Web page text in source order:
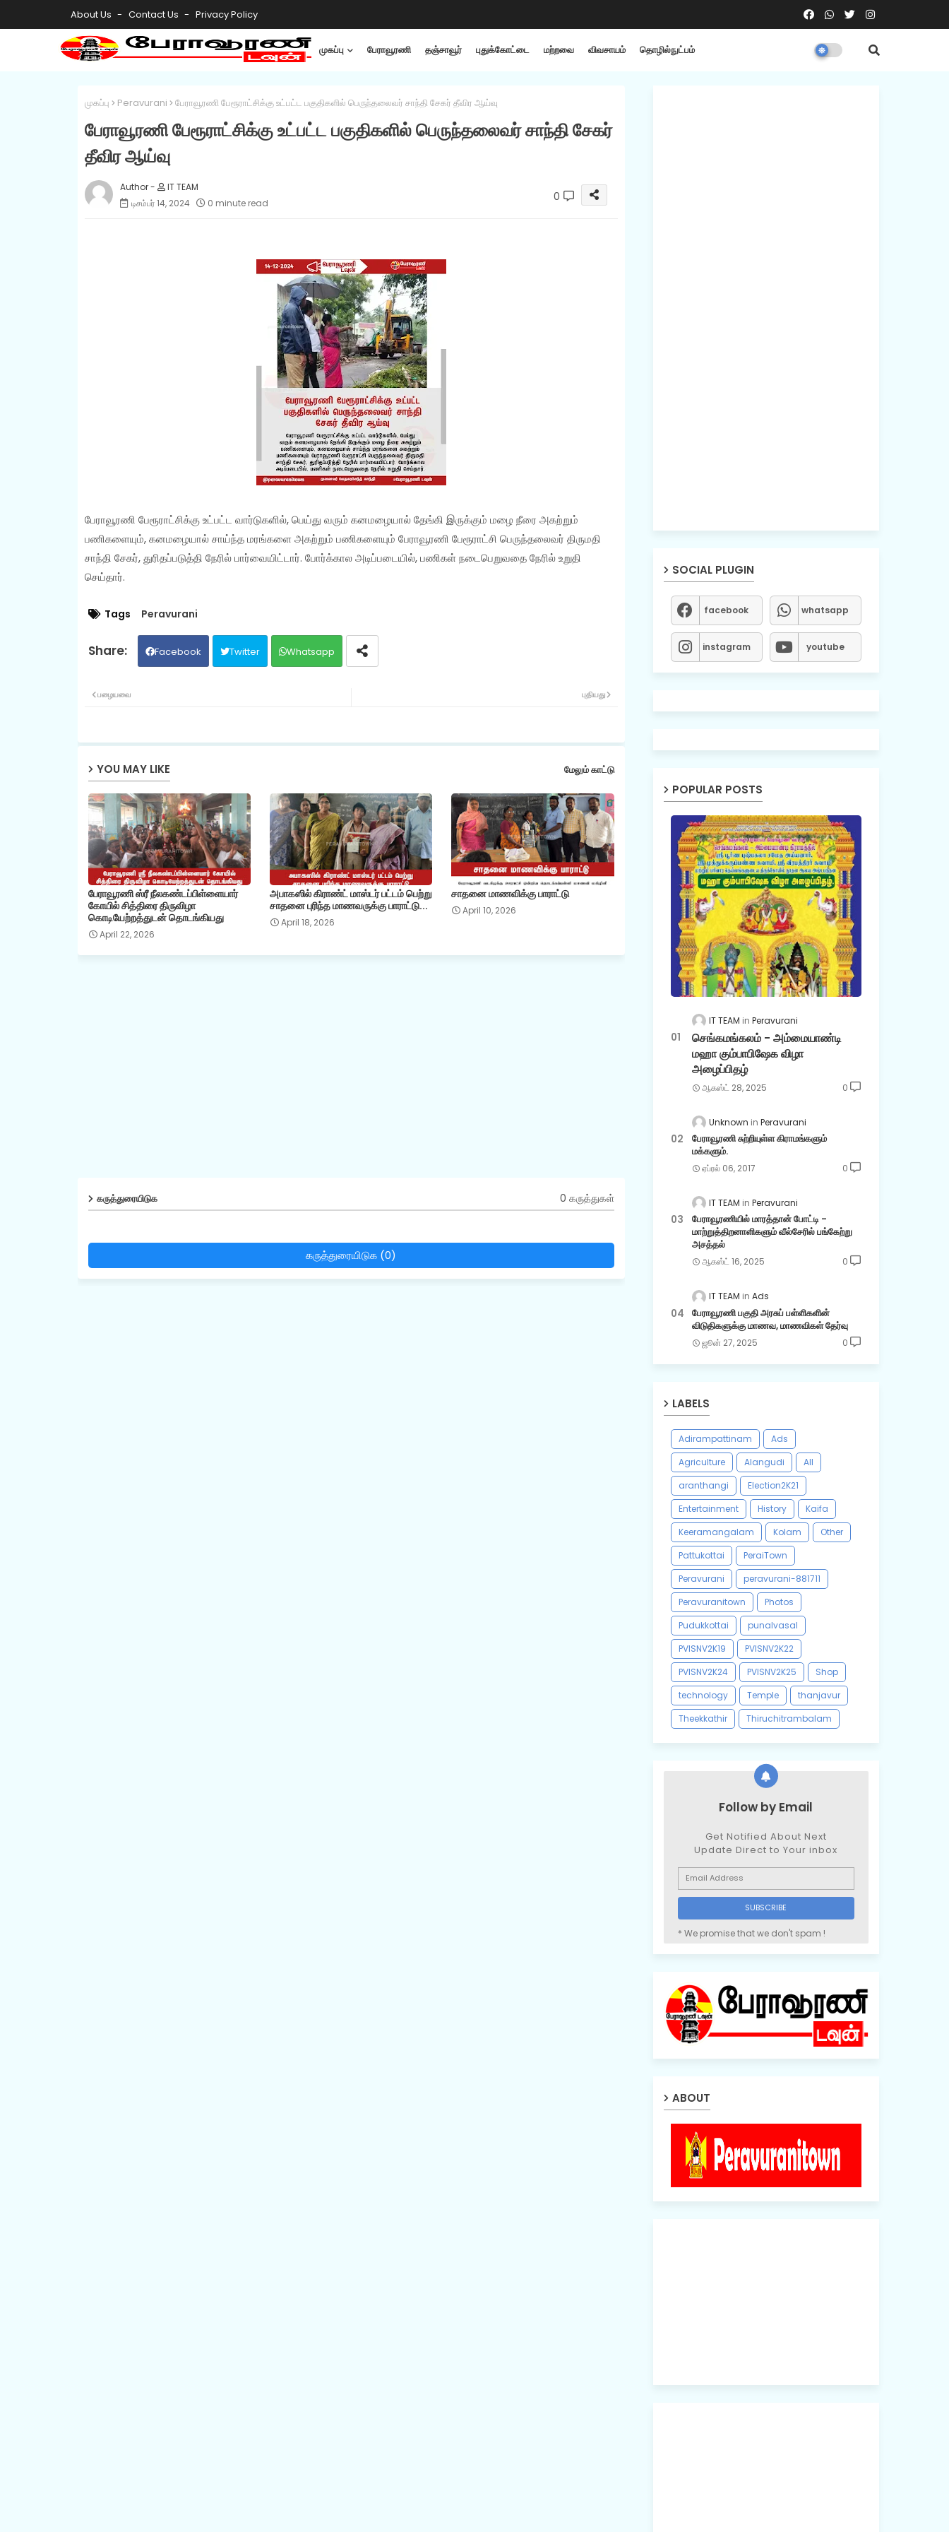
About Us Contact Us Privacy Policy
முகப்பு பேராவூரணி தஞ்சாவூர் புதுக்கோட்டை மற்றவை விவசாயம் தொழில்நுட்பம்
முகப்பு Peravurani பேராவூரணி பேரூராட்சிக்கு உட்பட்ட பகுதிகளில் பெருந்தலைவர் சாந்தி சேகர் தீவிர ஆய்வு
பேராவூரணி பேரூராட்சிக்கு உட்பட்ட பகுதிகளில் பெருந்தலைவர் சாந்தி சேகர்
தீவிர ஆய்வு
IT TEAM
டிசம்பர் 14, 2024
0 minute read 0
பேராவூரணி பேரூராட்சிக்கு உட்பட்ட வார்டுகளில், பெய்து வரும் கனமழையால் தேங்கி இருக்கும் மழை நீரை அகற்றும்
பணிகளையும், கனமழையால் சாய்ந்த மரங்களை அகற்றும் பணிகளையும் பேராவூரணி பேரூராட்சி பெருந்தலைவர் திருமதி
சாந்தி சேகர், துரிதப்படுத்தி நேரில் பார்வையிட்டார். போர்க்கால அடிப்படையில், பணிகள் நடைபெறுவதை நேரில் உறுதி
செய்தார்.
Tags Peravurani
Facebook Twitter Whatsapp
புதியது
பழையவை
YOU MAY LIKE மேலும் காட்டு
பேராவூரணி ஸ்ரீ நீலகண்டப்பிள்ளையார்
கோயில் சித்திரை திருவிழா
கொடியேற்றத்துடன் தொடங்கியது
April 22, 2026
அபாகஸில் கிராண்ட் மாஸ்டர் பட்டம் பெற்று
சாதனை புரிந்த மாணவருக்கு பாராட்டு...
April 18, 2026
சாதனை மாணவிக்கு பாராட்டு
April 10, 2026
கருத்துரையிடுக 0 கருத்துகள்
கருத்துரையிடுக (0)
SOCIAL PLUGIN
facebook whatsapp
instagram youtube
POPULAR POSTS
IT TEAM Peravurani
செங்கமங்கலம் - அம்மையாண்டி
மஹா கும்பாபிஷேக விழா
அழைப்பிதழ்
ஆகஸ்ட் 28, 2025 0
Unknown Peravurani
பேராவூரணி சுற்றியுள்ள கிராமங்களும்
மக்களும்.
ஏப்ரல் 06, 2017 0
IT TEAM Peravurani
பேராவூரணியில் மாரத்தான் போட்டி -
மாற்றுத்திறனாளிகளும் வீல்சேரில் பங்கேற்று
அசத்தல்
ஆகஸ்ட் 16, 2025 0
IT TEAM Ads
பேராவூரணி பகுதி அரசுப் பள்ளிகளின்
விடுதிகளுக்கு மாணவ, மாணவிகள் தேர்வு
ஜூன் 27, 2025 0
LABELS
Adirampattinam
Ads
Agriculture
Alangudi
All
aranthangi
Election2K21
Entertainment
History
Kaifa
Keeramangalam
Kolam
Other
Pattukottai
PeraiTown
Peravurani
peravurani-881711
Peravuranitown
Photos
Pudukkottai
punalvasal
PVISNV2K19
PVISNV2K22
PVISNV2K24
PVISNV2K25
Shop
technology
Temple
thanjavur
Theekkathir
Thiruchitrambalam
Follow by Email
Get Notified About Next
Update Direct to Your inbox
* We promise that we don't spam !
ABOUT